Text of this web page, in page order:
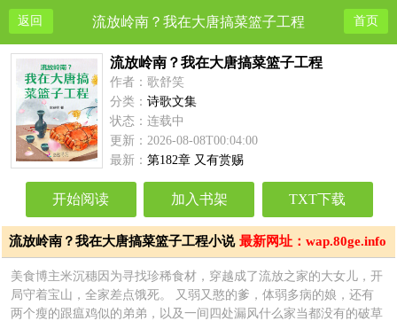
返回 流放岭南？我在大唐搞菜篮子工程 首页
流放岭南？我在大唐搞菜篮子工程
作者：歌舒笑
分类：诗歌文集
状态：连载中
更新：2026-08-08T00:04:00
最新：第182章 又有赏赐
开始阅读 加入书架 TXT下载
最新网址：wap.80ge.info
流放岭南？我在大唐搞菜篮子工程小说
简介
美食博主米沉穗因为寻找珍稀食材，穿越成了流放之家的大女儿，开
局守着宝山，全家差点饿死。 又弱又憨的爹，体弱多病的娘，还有
两个瘦的跟瘟鸡似的弟弟，以及一间四处漏风什么家当都没有的破草